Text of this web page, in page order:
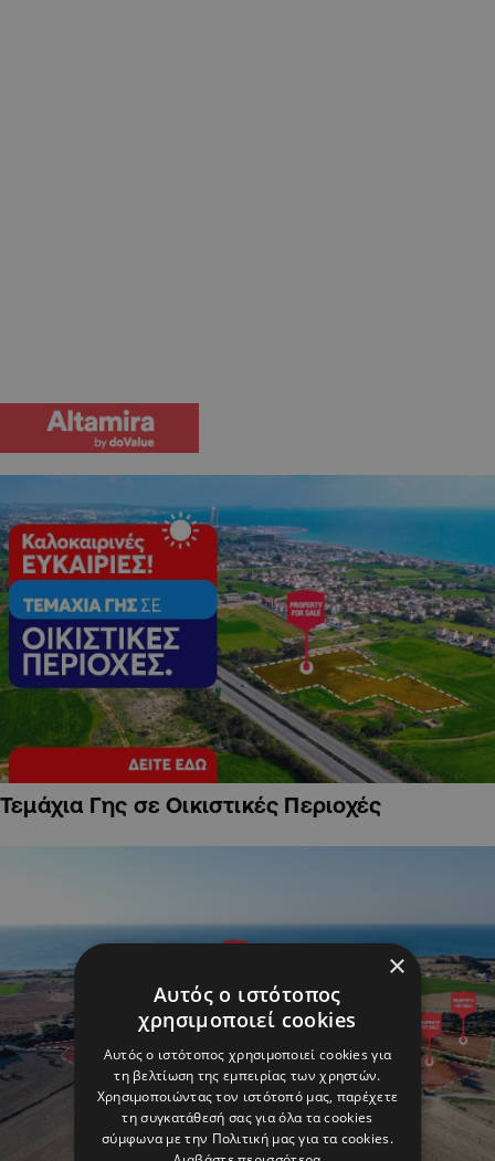
Τεμάχια Γης σε Οικιστικές Περιοχές
×
Αυτός ο ιστότοπος
χρησιμοποιεί cookies
Αυτός ο ιστότοπος χρησιμοποιεί cookies για
τη βελτίωση της εμπειρίας των χρηστών.
Χρησιμοποιώντας τον ιστότοπό μας, παρέχετε
τη συγκατάθεσή σας για όλα τα cookies
σύμφωνα με την Πολιτική μας για τα cookies.